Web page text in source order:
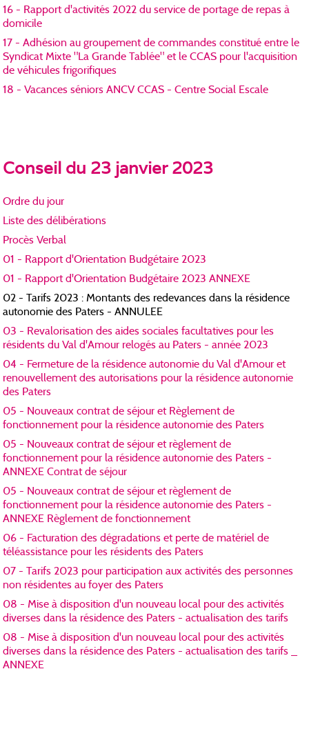
16 - Rapport d'activités 2022 du service de portage de repas à
domicile
17 - Adhésion au groupement de commandes constitué entre le
Syndicat Mixte "La Grande Tablée" et le CCAS pour l'acquisition
de véhicules frigorifiques
18 - Vacances séniors ANCV CCAS - Centre Social Escale
Conseil du 23 janvier 2023
Ordre du jour
Liste des délibérations
Procès Verbal
01 - Rapport d'Orientation Budgétaire 2023
01 - Rapport d'Orientation Budgétaire 2023 ANNEXE
02 - Tarifs 2023 : Montants des redevances dans la résidence
autonomie des Paters - ANNULEE
03 - Revalorisation des aides sociales facultatives pour les
résidents du Val d'Amour relogés au Paters - année 2023
04 - Fermeture de la résidence autonomie du Val d'Amour et
renouvellement des autorisations pour la résidence autonomie
des Paters
05 - Nouveaux contrat de séjour et Règlement de
fonctionnement pour la résidence autonomie des Paters
05 - Nouveaux contrat de séjour et règlement de
fonctionnement pour la résidence autonomie des Paters -
ANNEXE Contrat de séjour
05 - Nouveaux contrat de séjour et règlement de
fonctionnement pour la résidence autonomie des Paters -
ANNEXE Règlement de fonctionnement
06 - Facturation des dégradations et perte de matériel de
téléassistance pour les résidents des Paters
07 - Tarifs 2023 pour participation aux activités des personnes
non résidentes au foyer des Paters
08 - Mise à disposition d'un nouveau local pour des activités
diverses dans la résidence des Paters - actualisation des tarifs
08 - Mise à disposition d'un nouveau local pour des activités
diverses dans la résidence des Paters - actualisation des tarifs _
ANNEXE